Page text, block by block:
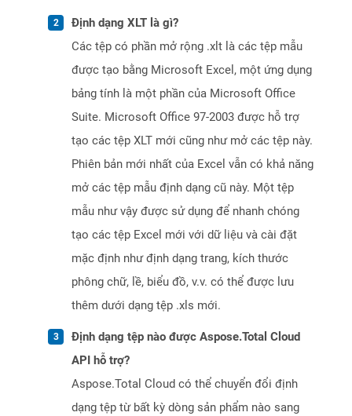
Định dạng XLT là gì?
Các tệp có phần mở rộng .xlt là các tệp mẫu
được tạo bằng Microsoft Excel, một ứng dụng
bảng tính là một phần của Microsoft Office
Suite. Microsoft Office 97-2003 được hỗ trợ
tạo các tệp XLT mới cũng như mở các tệp này.
Phiên bản mới nhất của Excel vẫn có khả năng
mở các tệp mẫu định dạng cũ này. Một tệp
mẫu như vậy được sử dụng để nhanh chóng
tạo các tệp Excel mới với dữ liệu và cài đặt
mặc định như định dạng trang, kích thước
phông chữ, lề, biểu đồ, v.v. có thể được lưu
thêm dưới dạng tệp .xls mới.
Định dạng tệp nào được Aspose.Total Cloud
API hỗ trợ?
Aspose.Total Cloud có thể chuyển đổi định
dạng tệp từ bất kỳ dòng sản phẩm nào sang